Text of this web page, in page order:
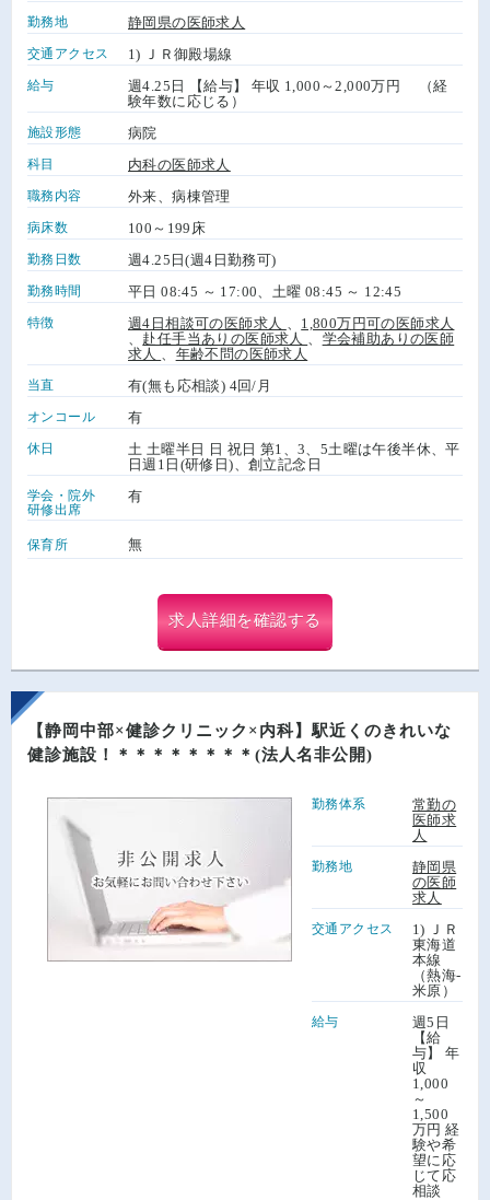
勤務地 静岡県の医師求人
交通アクセス 1) ＪＲ御殿場線
給与
週4.25日 【給与】 年収 1,000～2,000万円 （経
験年数に応じる）
施設形態 病院
科目 内科の医師求人
職務内容 外来、病棟管理
病床数 100～199床
勤務日数 週4.25日(週4日勤務可)
勤務時間 平日 08:45 ～ 17:00、土曜 08:45 ～ 12:45
特徴 週4日相談可の医師求人
1,800万円可の医師求人
赴任手当ありの医師求人
学会補助ありの医師
求人
年齢不問の医師求人
当直 有(無も応相談) 4回/月
オンコール 有
休日
土 土曜半日 日 祝日 第1、3、5土曜は午後半休、平
日週1日(研修日)、創立記念日
学会・院外
研修出席
有
保育所 無
求人詳細を確認する
【静岡中部×健診クリニック×内科】駅近くのきれいな
健診施設！＊＊＊＊＊＊＊＊(法人名非公開)
勤務体系
常勤の
医師求
人
勤務地
静岡県
の医師
求人
交通アクセス
1) ＪＲ
東海道
本線
（熱海-
米原）
給与
週5日
【給
与】 年
収
1,000
～
1,500
万円 経
験や希
望に応
じて応
相談